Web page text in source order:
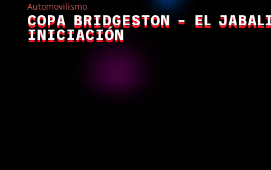
Automovilismo
COPA BRIDGESTON – EL
INICIACIÓN